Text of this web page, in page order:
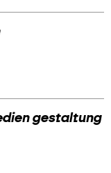
gestaltung